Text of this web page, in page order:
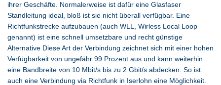
ihrer Geschäfte. Normalerweise ist dafür eine Glasfaser
Standleitung ideal, bloß ist sie nicht überall verfügbar. Eine
Richtfunkstrecke aufzubauen (auch WLL, Wirless Local Loop
genannt) ist eine schnell umsetzbare und recht günstige
Alternative Diese Art der Verbindung zeichnet sich mit einer hohen
Verfügbarkeit von ungefähr 99 Prozent aus und kann weiterhin
eine Bandbreite von 10 Mbit/s bis zu 2 Gbit/s abdecken. So ist
auch eine Verbindung via Richtfunk in Iserlohn eine Möglichkeit.